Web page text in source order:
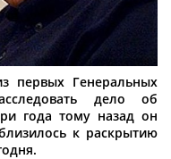
первых Генеральных
дело об
года тому назад он
к раскрытию